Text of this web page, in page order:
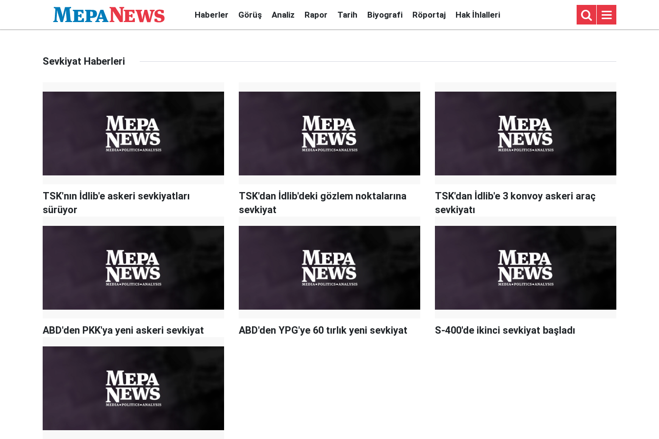
Haberler Görüş Analiz Rapor Tarih Biyografi Röportaj Hak İhlalleri
Sevkiyat Haberleri
TSK'nın İdlib'e askeri sevkiyatları
sürüyor
TSK'dan İdlib'deki gözlem noktalarına
sevkiyat
TSK'dan İdlib'e 3 konvoy askeri araç
sevkiyatı
ABD'den PKK'ya yeni askeri sevkiyat ABD'den YPG'ye 60 tırlık yeni sevkiyat S-400'de ikinci sevkiyat başladı